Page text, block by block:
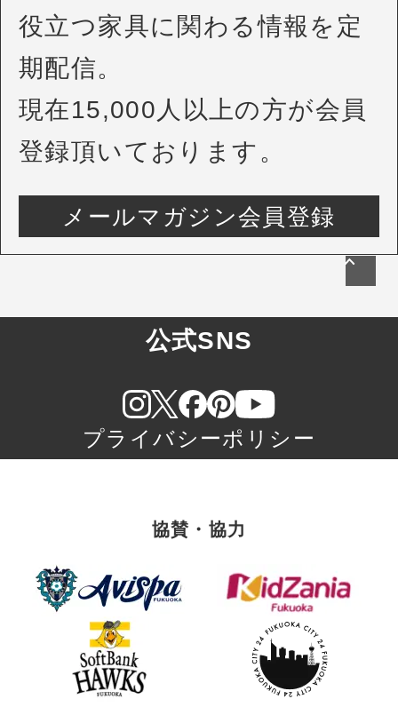
役立つ家具に関わる情報を定
期配信。
現在15,000人以上の方が会員
登録頂いております。
メールマガジン会員登録
公式SNS
プライバシーポリシー
協賛・協力